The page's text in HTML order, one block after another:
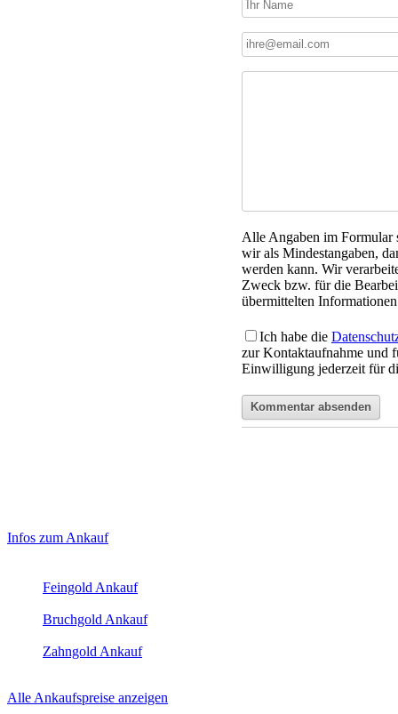
Alle Angaben im Formular
wir als Mindestangaben,
werden kann. Wir
Zweck bzw. für die
übermittelten
Ich habe die
zur Kontaktaufnahme und
Einwilligung jederzeit für
Sidebar
Infos zum Ankauf
Feingold Ankauf
Bruchgold Ankauf
Zahngold Ankauf
Alle Ankaufspreise anzeigen